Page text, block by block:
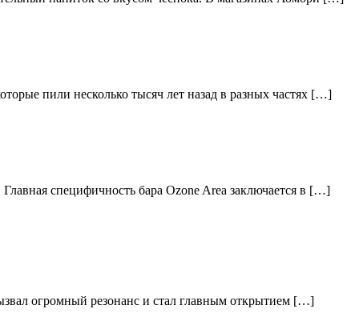
пили несколько тысяч лет назад в разных частях […]
специфичность бара Ozone Area заключается в […]
огромный резонанс и стал главным открытием […]